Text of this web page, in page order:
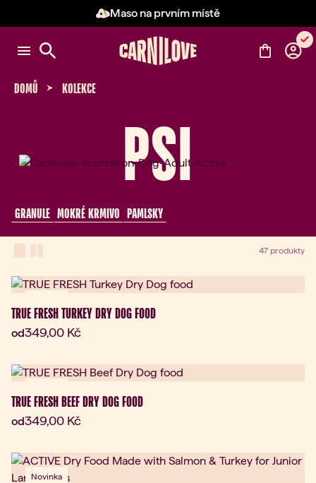
Maso na prvním místě
Položka 2 z 3: Maso na prvním
DOMŮ KOLEKCE
PSI
GRANULE MOKRÉ KRMIVO PAMLSKY
47 produkty
TRUE FRESH TURKEY DRY DOG FOOD
odAktuální cena:
349,00 Kč
TRUE FRESH BEEF DRY DOG FOOD
odAktuální cena:
349,00 Kč
Novinka